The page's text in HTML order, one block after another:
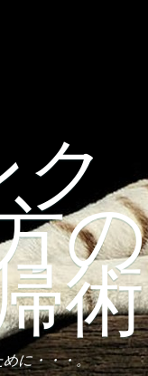
クの
術
に・・・。